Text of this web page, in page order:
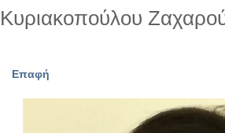
Κυριακοπούλου
Επαφή